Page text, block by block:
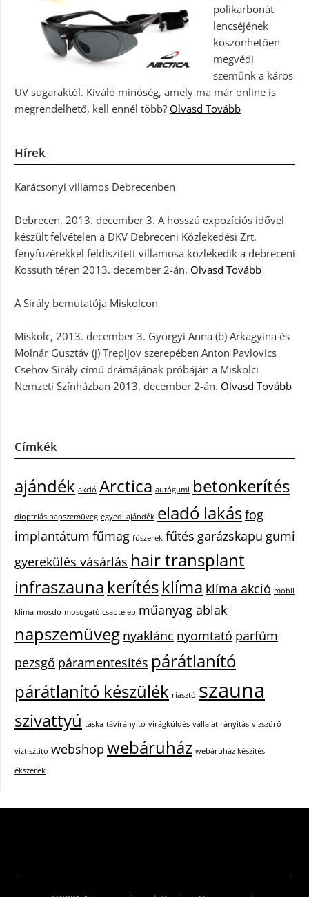
polikarbonát
lencséjének
köszönhetően
megvédi
szemünk a káros
UV sugaraktól. Kiváló minőség, amely ma már online is
megrendelhető, kell ennél több? Olvasd Tovább
Hírek
Karácsonyi villamos Debrecenben
Debrecen, 2013. december 3. A hosszú expozíciós idővel
készült felvételen a DKV Debreceni Közlekedési Zrt.
fényfüzérekkel feldíszített villamosa közlekedik a debreceni
Kossuth téren 2013. december 2-án. Olvasd Tovább
A Sirály bemutatója Miskolcon
Miskolc, 2013. december 3. Györgyi Anna (b) Arkagyina és
Molnár Gusztáv (j) Trepljov szerepében Anton Pavlovics
Csehov Sirály című drámájának próbáján a Miskolci
Nemzeti Színházban 2013. december 2-án. Olvasd Tovább
Címkék
ajándék akció Arctica autógumi betonkerítés
dioptriás napszemüveg egyedi ajándék eladó lakásfog
implantátum fűmag fűszerek fűtés garázskapu gumi
gyerekülés vásárlás hair transplant
infraszauna kerítésklíma klíma akció mobil
klíma mosdó mosogató csaptelep műanyag ablak
napszemüveg nyaklánc nyomtató parfüm
pezsgő páramentesítés párátlanító
párátlanító készülék riasztó szauna
szivattyú táska távirányító virágküldés vállalatirányítás vízszűrő
víztisztító webshop webáruház webáruház készítés
ékszerek